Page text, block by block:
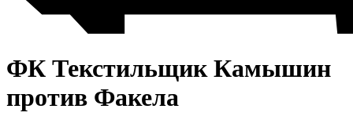
ФК Текстильщик Камышин
против Факела